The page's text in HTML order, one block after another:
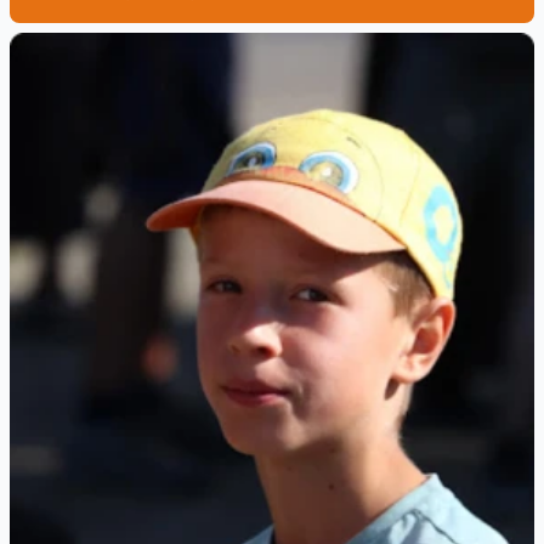
az mutat neki példát és menti meg őt, mikor
– kötés így válik hasonlóvá a szamaritánus
A bekötözött alak bénultan föld felé lógó keze
egybeesik a szamár – mint harmadik,
hagyományos szereplő – hátsó lábával, ezzel a
jelentés szintjén kicsit össze is vonva a két
alakot. Assisi Szent Ferenc a testvéreknek
szóló intelmeiben szokta a „szamár testet”
említeni, mint az anyagi nehézkedés, a fizikai
test igényeinek felismerését és elismerését.
Nem veti meg a testet, mint Isten alkotását, de
felhívja a figyelmet a fizikai lét éhségének
csapdáira. Ilyen értelemben a szamár itt ezt az